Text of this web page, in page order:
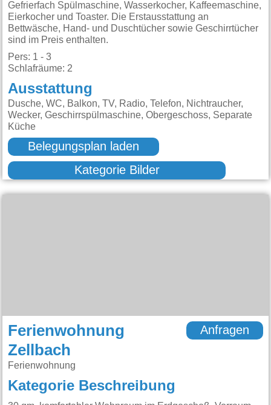
Gefrierfach Spülmaschine, Wasserkocher, Kaffeemaschine,
Eierkocher und Toaster. Die Erstausstattung an
Bettwäsche, Hand- und Duschtücher sowie Geschirrtücher
sind im Preis enthalten.
Pers: 1 - 3
Schlafräume: 2
Ausstattung
Dusche, WC, Balkon, TV, Radio, Telefon, Nichtraucher,
Wecker, Geschirrspülmaschine, Obergeschoss, Separate
Küche
Belegungsplan laden
Kategorie Bilder
Ferienwohnung
Zellbach
Ferienwohnung
Anfragen
Kategorie Beschreibung